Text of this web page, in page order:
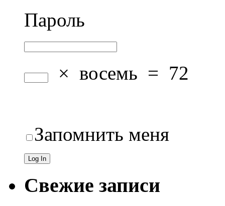
Пароль
× восемь = 72
Запомнить меня
Свежие записи